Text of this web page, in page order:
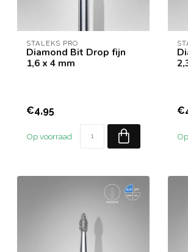
STALEKS PRO
Diamond Bit Drop fijn
1,6 x 4 mm
€4,95
Op voorraad